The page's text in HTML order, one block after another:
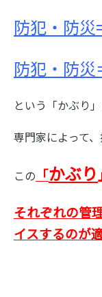
防犯・防
防犯・防
という「かぶり」
専門家によって、
この 「かぶり
それぞれの管
イスするのが